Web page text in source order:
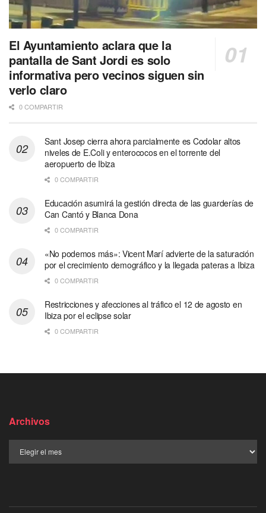
El Ayuntamiento aclara que la
pantalla de Sant Jordi es solo
informativa pero vecinos siguen sin
verlo claro
0 COMPARTIR
Sant Josep cierra ahora parcialmente es Codolar altos
niveles de E.Coli y enterococos en el torrente del
aeropuerto de Ibiza
0 COMPARTIR
Educación asumirá la gestión directa de las guarderías de
Can Cantó y Blanca Dona
0 COMPARTIR
«No podemos más»: Vicent Marí advierte de la saturación
por el crecimiento demográfico y la llegada pateras a Ibiza
0 COMPARTIR
Restricciones y afecciones al tráfico el 12 de agosto en
Ibiza por el eclipse solar
0 COMPARTIR
Archivos